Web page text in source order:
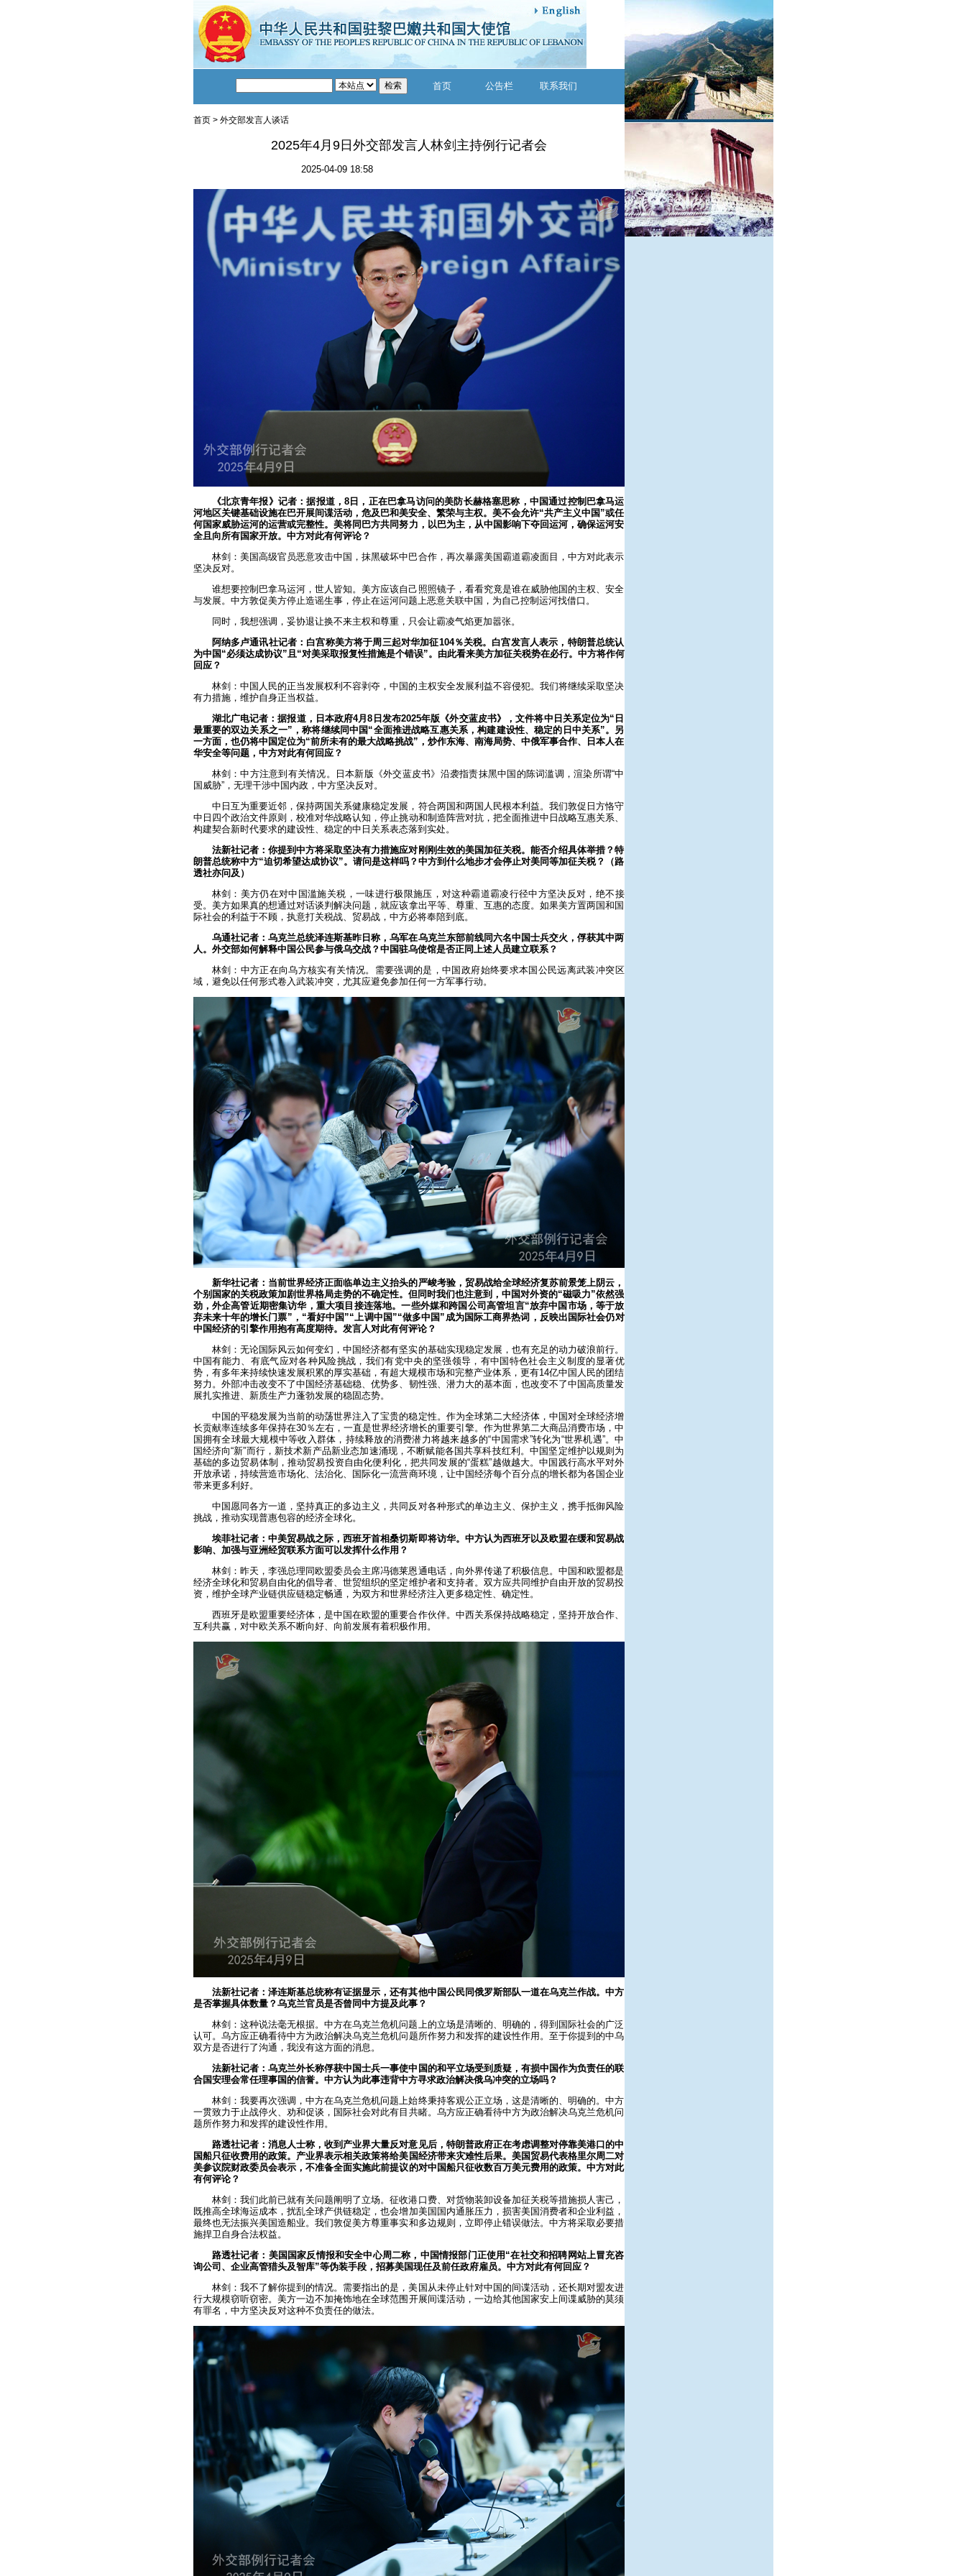
首页 公告栏 联系我们
首页> 外交部发言人谈话
2025年4月9日外交部发言人林剑主持例行记者会
2025-04-09 18:58
《北京青年报》记者：据报道，8日，正在巴拿马访问的美防长赫格塞思称，中国通过控制巴拿马运
河地区关键基础设施在巴开展间谍活动，危及巴和美安全、繁荣与主权。美不会允许“共产主义中国”或任
何国家威胁运河的运营或完整性。美将同巴方共同努力，以巴为主，从中国影响下夺回运河，确保运河安
全且向所有国家开放。中方对此有何评论？
林剑：美国高级官员恶意攻击中国，抹黑破坏中巴合作，再次暴露美国霸道霸凌面目，中方对此表示
坚决反对。
谁想要控制巴拿马运河，世人皆知。美方应该自己照照镜子，看看究竟是谁在威胁他国的主权、安全
与发展。中方敦促美方停止造谣生事，停止在运河问题上恶意关联中国，为自己控制运河找借口。
同时，我想强调，妥协退让换不来主权和尊重，只会让霸凌气焰更加嚣张。
阿纳多卢通讯社记者：白宫称美方将于周三起对华加征104％关税。白宫发言人表示，特朗普总统认
为中国“必须达成协议”且“对美采取报复性措施是个错误”。由此看来美方加征关税势在必行。中方将作何
回应？
林剑：中国人民的正当发展权利不容剥夺，中国的主权安全发展利益不容侵犯。我们将继续采取坚决
有力措施，维护自身正当权益。
湖北广电记者：据报道，日本政府4月8日发布2025年版《外交蓝皮书》，文件将中日关系定位为“日
最重要的双边关系之一”，称将继续同中国“全面推进战略互惠关系，构建建设性、稳定的日中关系”。另
一方面，也仍将中国定位为“前所未有的最大战略挑战”，炒作东海、南海局势、中俄军事合作、日本人在
华安全等问题，中方对此有何回应？
林剑：中方注意到有关情况。日本新版《外交蓝皮书》沿袭指责抹黑中国的陈词滥调，渲染所谓“中
国威胁”，无理干涉中国内政，中方坚决反对。
中日互为重要近邻，保持两国关系健康稳定发展，符合两国和两国人民根本利益。我们敦促日方恪守
中日四个政治文件原则，校准对华战略认知，停止挑动和制造阵营对抗，把全面推进中日战略互惠关系、
构建契合新时代要求的建设性、稳定的中日关系表态落到实处。
法新社记者：你提到中方将采取坚决有力措施应对刚刚生效的美国加征关税。能否介绍具体举措？特
朗普总统称中方“迫切希望达成协议”。请问是这样吗？中方到什么地步才会停止对美同等加征关税？（路
透社亦问及）
林剑：美方仍在对中国滥施关税，一味进行极限施压，对这种霸道霸凌行径中方坚决反对，绝不接
受。美方如果真的想通过对话谈判解决问题，就应该拿出平等、尊重、互惠的态度。如果美方置两国和国
际社会的利益于不顾，执意打关税战、贸易战，中方必将奉陪到底。
乌通社记者：乌克兰总统泽连斯基昨日称，乌军在乌克兰东部前线同六名中国士兵交火，俘获其中两
人。外交部如何解释中国公民参与俄乌交战？中国驻乌使馆是否正同上述人员建立联系？
林剑：中方正在向乌方核实有关情况。需要强调的是，中国政府始终要求本国公民远离武装冲突区
域，避免以任何形式卷入武装冲突，尤其应避免参加任何一方军事行动。
新华社记者：当前世界经济正面临单边主义抬头的严峻考验，贸易战给全球经济复苏前景笼上阴云，
个别国家的关税政策加剧世界格局走势的不确定性。但同时我们也注意到，中国对外资的“磁吸力”依然强
劲，外企高管近期密集访华，重大项目接连落地。一些外媒和跨国公司高管坦言“放弃中国市场，等于放
弃未来十年的增长门票”，“看好中国”“上调中国”“做多中国”成为国际工商界热词，反映出国际社会仍对
中国经济的引擎作用抱有高度期待。发言人对此有何评论？
林剑：无论国际风云如何变幻，中国经济都有坚实的基础实现稳定发展，也有充足的动力破浪前行。
中国有能力、有底气应对各种风险挑战，我们有党中央的坚强领导，有中国特色社会主义制度的显著优
势，有多年来持续快速发展积累的厚实基础，有超大规模市场和完整产业体系，更有14亿中国人民的团结
努力。外部冲击改变不了中国经济基础稳、优势多、韧性强、潜力大的基本面，也改变不了中国高质量发
展扎实推进、新质生产力蓬勃发展的稳固态势。
中国的平稳发展为当前的动荡世界注入了宝贵的稳定性。作为全球第二大经济体，中国对全球经济增
长贡献率连续多年保持在30％左右，一直是世界经济增长的重要引擎。作为世界第二大商品消费市场，中
国拥有全球最大规模中等收入群体，持续释放的消费潜力将越来越多的“中国需求”转化为“世界机遇”。中
国经济向“新”而行，新技术新产品新业态加速涌现，不断赋能各国共享科技红利。中国坚定维护以规则为
基础的多边贸易体制，推动贸易投资自由化便利化，把共同发展的“蛋糕”越做越大。中国践行高水平对外
开放承诺，持续营造市场化、法治化、国际化一流营商环境，让中国经济每个百分点的增长都为各国企业
带来更多利好。
中国愿同各方一道，坚持真正的多边主义，共同反对各种形式的单边主义、保护主义，携手抵御风险
挑战，推动实现普惠包容的经济全球化。
埃菲社记者：中美贸易战之际，西班牙首相桑切斯即将访华。中方认为西班牙以及欧盟在缓和贸易战
影响、加强与亚洲经贸联系方面可以发挥什么作用？
林剑：昨天，李强总理同欧盟委员会主席冯德莱恩通电话，向外界传递了积极信息。中国和欧盟都是
经济全球化和贸易自由化的倡导者、世贸组织的坚定维护者和支持者。双方应共同维护自由开放的贸易投
资，维护全球产业链供应链稳定畅通，为双方和世界经济注入更多稳定性、确定性。
西班牙是欧盟重要经济体，是中国在欧盟的重要合作伙伴。中西关系保持战略稳定，坚持开放合作、
互利共赢，对中欧关系不断向好、向前发展有着积极作用。
法新社记者：泽连斯基总统称有证据显示，还有其他中国公民同俄罗斯部队一道在乌克兰作战。中方
是否掌握具体数量？乌克兰官员是否曾同中方提及此事？
林剑：这种说法毫无根据。中方在乌克兰危机问题上的立场是清晰的、明确的，得到国际社会的广泛
认可。乌方应正确看待中方为政治解决乌克兰危机问题所作努力和发挥的建设性作用。至于你提到的中乌
双方是否进行了沟通，我没有这方面的消息。
法新社记者：乌克兰外长称俘获中国士兵一事使中国的和平立场受到质疑，有损中国作为负责任的联
合国安理会常任理事国的信誉。中方认为此事违背中方寻求政治解决俄乌冲突的立场吗？
林剑：我要再次强调，中方在乌克兰危机问题上始终秉持客观公正立场，这是清晰的、明确的。中方
一贯致力于止战停火、劝和促谈，国际社会对此有目共睹。乌方应正确看待中方为政治解决乌克兰危机问
题所作努力和发挥的建设性作用。
路透社记者：消息人士称，收到产业界大量反对意见后，特朗普政府正在考虑调整对停靠美港口的中
国船只征收费用的政策。产业界表示相关政策将给美国经济带来灾难性后果。美国贸易代表格里尔周二对
美参议院财政委员会表示，不准备全面实施此前提议的对中国船只征收数百万美元费用的政策。中方对此
有何评论？
林剑：我们此前已就有关问题阐明了立场。征收港口费、对货物装卸设备加征关税等措施损人害己，
既推高全球海运成本，扰乱全球产供链稳定，也会增加美国国内通胀压力，损害美国消费者和企业利益，
最终也无法振兴美国造船业。我们敦促美方尊重事实和多边规则，立即停止错误做法。中方将采取必要措
施捍卫自身合法权益。
路透社记者：美国国家反情报和安全中心周二称，中国情报部门正使用“在社交和招聘网站上冒充咨
询公司、企业高管猎头及智库”等伪装手段，招募美国现任及前任政府雇员。中方对此有何回应？
林剑：我不了解你提到的情况。需要指出的是，美国从未停止针对中国的间谍活动，还长期对盟友进
行大规模窃听窃密。美方一边不加掩饰地在全球范围开展间谍活动，一边给其他国家安上间谍威胁的莫须
有罪名，中方坚决反对这种不负责任的做法。